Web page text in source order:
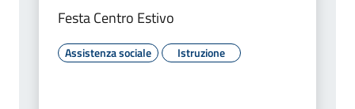
Festa Centro Estivo
Assistenza sociale Istruzione